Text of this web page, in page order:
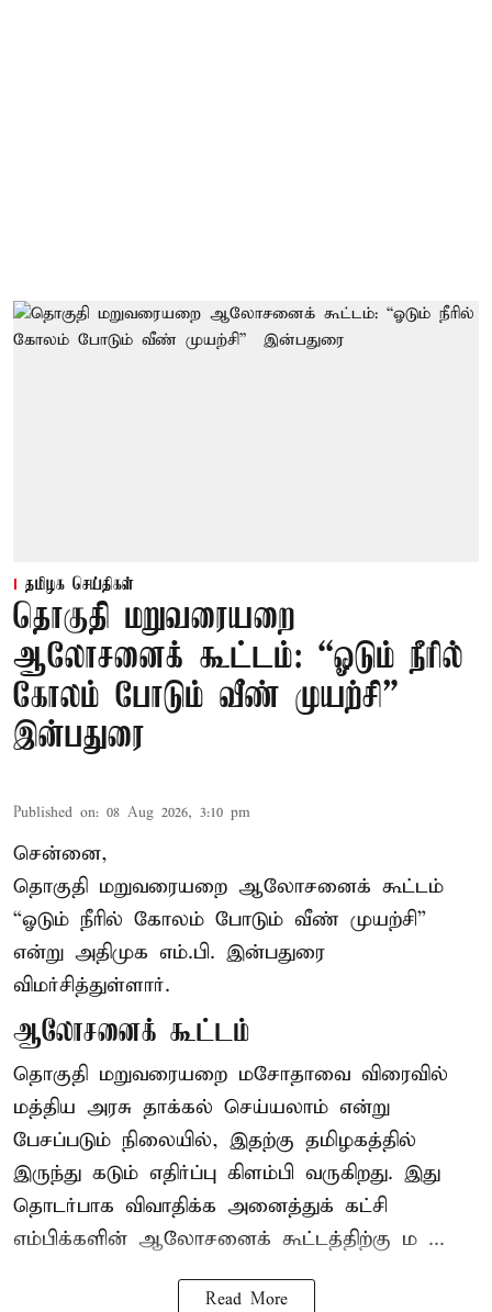
தமிழக செய்திகள்
தொகுதி மறுவரையறை
ஆலோசனைக் கூட்டம்: “ஓடும் நீரில்
கோலம் போடும் வீண் முயற்சி” –
இன்பதுரை
Published on: 08 Aug 2026, 3:10 pm
சென்னை,
தொகுதி மறுவரையறை ஆலோசனைக் கூட்டம்
“ஓடும் நீரில் கோலம் போடும் வீண் முயற்சி”
என்று அதிமுக எம்.பி. இன்பதுரை
விமர்சித்துள்ளார்.
ஆலோசனைக் கூட்டம்
தொகுதி மறுவரையறை மசோதாவை விரைவில்
மத்திய அரசு தாக்கல் செய்யலாம் என்று
பேசப்படும் நிலையில், இதற்கு தமிழகத்தில்
இருந்து கடும் எதிர்ப்பு கிளம்பி வருகிறது. இது
தொடர்பாக விவாதிக்க அனைத்துக் கட்சி
எம்பிக்களின் ஆலோசனைக் கூட்டத்திற்கு ம ...
Read More